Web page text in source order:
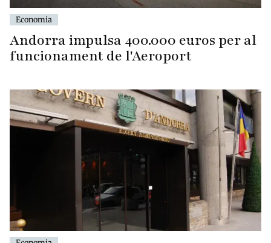
Economia
Andorra impulsa 400.000 euros per al
funcionament de l'Aeroport